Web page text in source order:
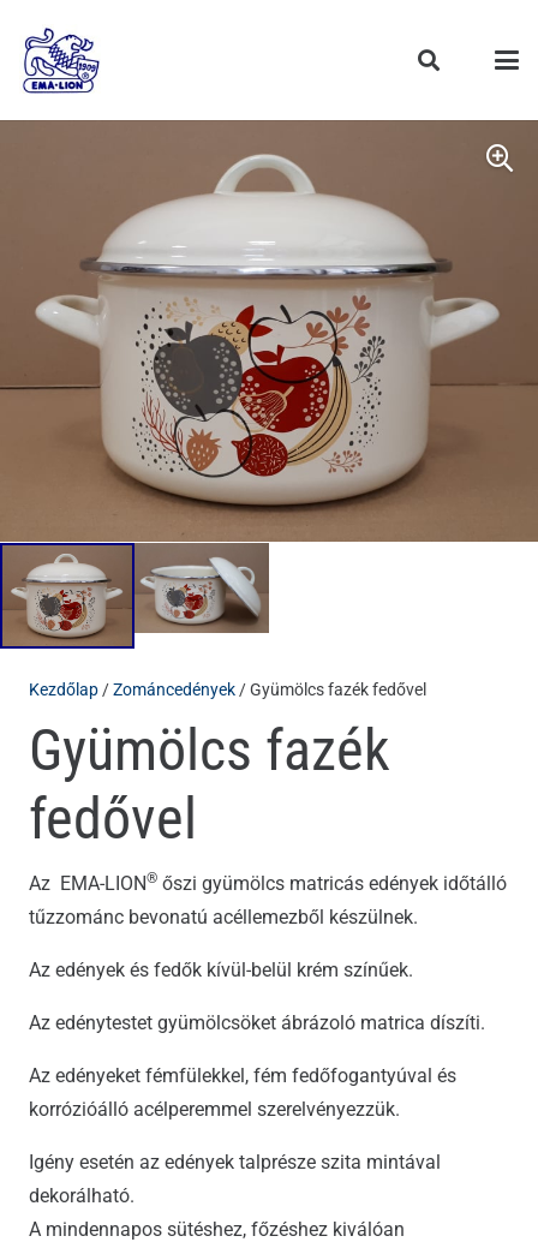
Kezdőlap/Zománcedények/ Gyümölcs fazék fedővel
Gyümölcs fazék
fedővel
Az EMA-LION® őszi gyümölcs matricás edények időtálló
tűzzománc bevonatú acéllemezből készülnek.
Az edények és fedők kívül-belül krém színűek.
Az edénytestet gyümölcsöket ábrázoló matrica díszíti.
Az edényeket fémfülekkel, fém fedőfogantyúval és
korrózióálló acélperemmel szerelvényezzük.
Igény esetén az edények talprésze szita mintával
dekorálható.
A mindennapos sütéshez, főzéshez kiválóan